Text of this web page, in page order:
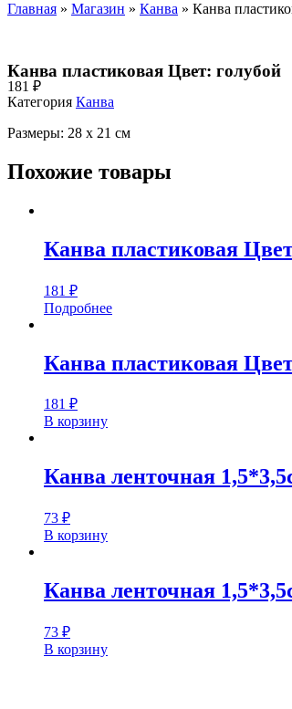
Главная » Магазин » Канва » Канва
Канва пластиковая Цвет: голубой
181 ₽
Категория Канва
Размеры: 28 х 21 см
Похожие товары
Канва пластиковая
181 ₽
Подробнее
Канва пластиковая
181 ₽
В корзину
Канва ленточная
73 ₽
В корзину
Канва ленточная
73 ₽
В корзину